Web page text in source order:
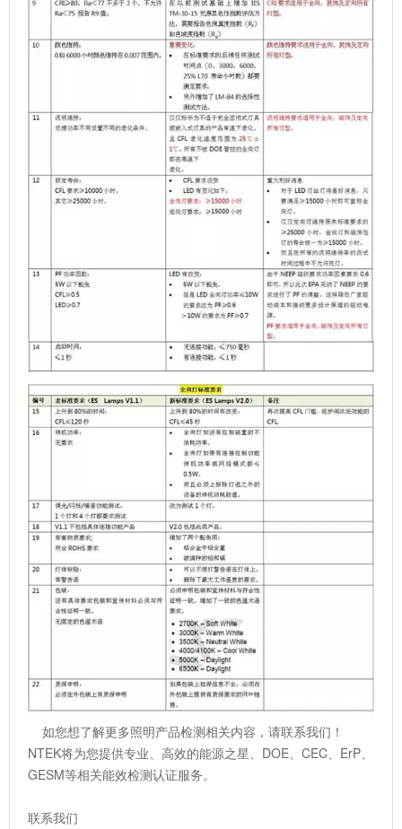
如您想了解更多照明产品检测相关内容，请联系我们！
NTEK将为您提供专业、高效的能源之星、DOE、CEC、ErP、
GESM等相关能效检测认证服务。
联系我们